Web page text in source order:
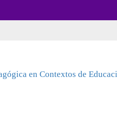
en Contextos de